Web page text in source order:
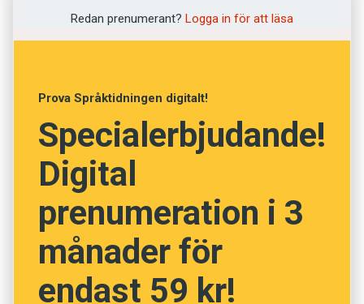
Bagis
Kappsäck
Krona
Konditori
Vörtbröd
Redan prenumerant? Logga in för att läsa
Prova Språktidningen digitalt!
Specialerbjudande!
Digital
prenumeration i 3
månader för
endast 59 kr!